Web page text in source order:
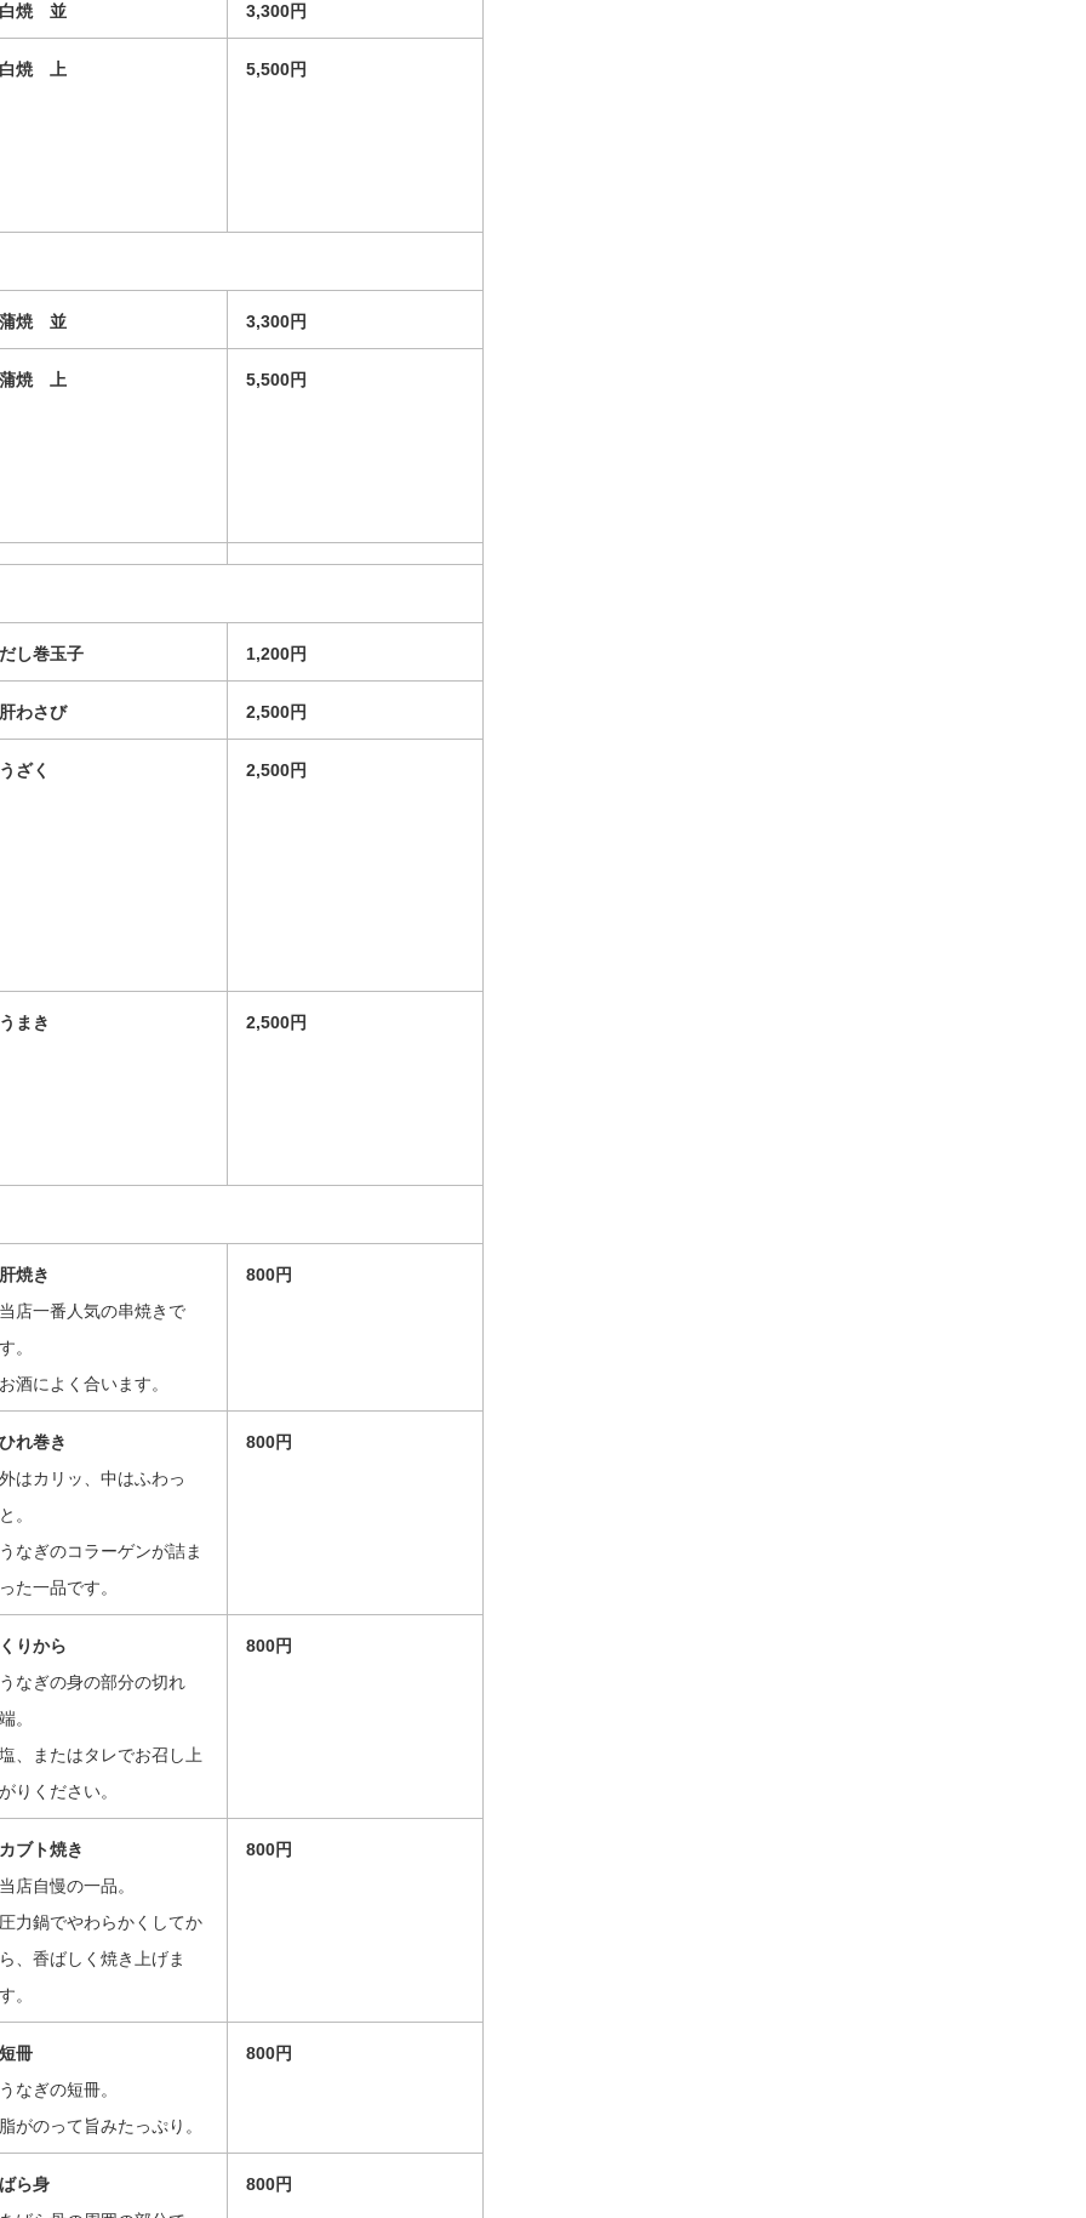
白焼 並 3,300円
白焼 上 5,500円
蒲焼 並 3,300円
蒲焼 上 5,500円
だし巻玉子 1,200円
肝わさび 2,500円
うざく 2,500円
うまき 2,500円
肝焼き
当店一番人気の串焼きで
す。
お酒によく合います。
800円
ひれ巻き
外はカリッ、中はふわっ
と。
うなぎのコラーゲンが詰ま
った一品です。
800円
くりから
うなぎの身の部分の切れ
端。
塩、またはタレでお召し上
がりください。
800円
カブト焼き
当店自慢の一品。
圧力鍋でやわらかくしてか
ら、香ばしく焼き上げま
す。
800円
短冊
うなぎの短冊。
脂がのって旨みたっぷり。
800円
ばら身
800円